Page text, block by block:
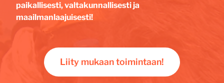
paikallisesti, valtakunnallisesti ja
maailmanlaajuisesti!
Liity mukaan toimintaan!